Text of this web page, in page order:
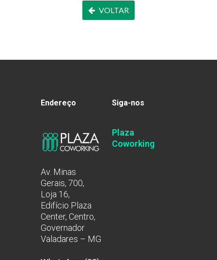
VOLTAR
Endereço
Av. Minas
Gerais, 700,
Loja 16,
Edifício Plaza
Center, Centro,
Governador
Valadares – MG
Siga-nos
Plaza
Coworking